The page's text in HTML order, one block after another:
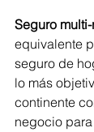
Seguro
equivalente
seguro de
lo más
continente
negocio